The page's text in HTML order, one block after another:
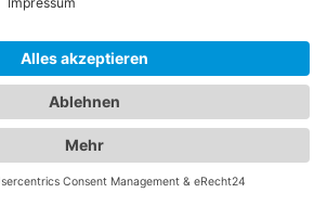
und
Die perfekte
von
und Hotels
Branchenportal finden
Informationen rund um